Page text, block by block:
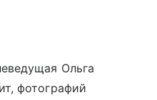
Ольга
фотографий